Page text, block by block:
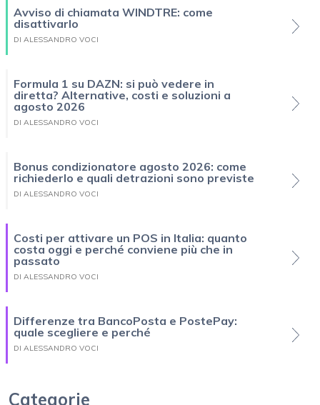
Avviso di chiamata WINDTRE: come
disattivarlo
DI ALESSANDRO VOCI
Formula 1 su DAZN: si può vedere in
diretta? Alternative, costi e soluzioni a
agosto 2026
DI ALESSANDRO VOCI
Bonus condizionatore agosto 2026: come
richiederlo e quali detrazioni sono previste
DI ALESSANDRO VOCI
Costi per attivare un POS in Italia: quanto
costa oggi e perché conviene più che in
passato
DI ALESSANDRO VOCI
Differenze tra BancoPosta e PostePay:
quale scegliere e perché
DI ALESSANDRO VOCI
Categorie